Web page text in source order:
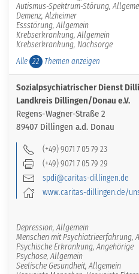
Autismus-Spektrum-Störung,
Demenz, Alzheimer
Essstörung, Allgemein
Krebserkrankung, Allgemein
Krebserkrankung, Nachsorge
Alle 22 Themen anzeigen
Sozialpsychiatrischer Dienst
Landkreis Dillingen/Donau e.V.
Regens-Wagner-Straße 2
89407 Dillingen a.d. Donau
(+49) 9071 7 05 79 23
(+49) 9071 7 05 79 29
spdi@caritas-dillingen.de
www.caritas-dillingen.de/
Depression, Allgemein
Menschen mit Psychiatrieerfahrung,
Psychische Erkrankung, Angehörige
Psychose, Allgemein
Seelische Gesundheit, Allgemein